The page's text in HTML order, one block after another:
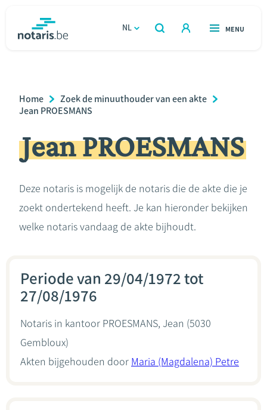
gaan
NL
OPEN
ZOEKEN
OPEN
MENU
Relatie & samenleven
Erven & schenken
Over de notaris
Breadcrumb
Home
Zoek de minuuthouder van een akte
Jean PROESMANS
Jean PROESMANS
Deze notaris is mogelijk de notaris die de akte die je
zoekt ondertekend heeft. Je kan hieronder bekijken
welke notaris vandaag de akte bijhoudt.
Periode van 29/04/1972 tot
27/08/1976
Notaris in kantoor PROESMANS, Jean (5030
Gembloux)
Akten bijgehouden door Maria (Magdalena) Petre